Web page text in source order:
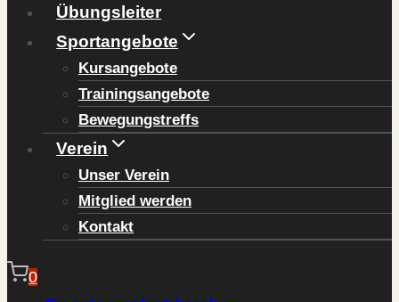
Übungsleiter
Sportangebote
Kursangebote
Trainingsangebote
Bewegungstreffs
Verein
Unser Verein
Mitglied werden
Kontakt
0